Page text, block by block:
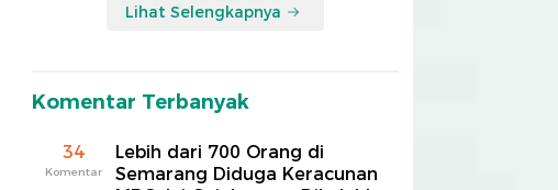
Lihat Selengkapnya
Komentar Terbanyak
34
Komentar
Lebih dari 700 Orang di
Semarang Diduga Keracunan